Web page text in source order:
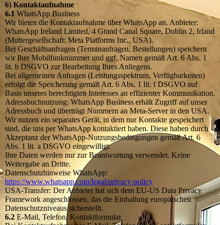
6) Kontaktaufnahme
6.1 WhatsApp Business
Wir bieten die Kontaktaufnahme über WhatsApp an. Anbieter:
WhatsApp Ireland Limited, 4 Grand Canal Square, Dublin 2, Irland
(Muttergesellschaft: Meta Platforms Inc., USA).
Bei Geschäftsanfragen (Terminanfragen, Bestellungen) speichern
wir Ihre Mobilfunknummer und ggf. Namen gemäß Art. 6 Abs. 1
lit. b DSGVO zur Bearbeitung Ihres Anliegens.
Bei allgemeinen Anfragen (Leistungsspektrum, Verfügbarkeiten)
erfolgt die Speicherung gemäß Art. 6 Abs. 1 lit. f DSGVO auf
Basis unseres berechtigten Interesses an effizienter Kommunikation.
Adressbuchnutzung: WhatsApp Business erhält Zugriff auf unser
Adressbuch und überträgt Nummern an Meta-Server in den USA.
Wir nutzen ein separates Gerät, in dem nur Kontakte gespeichert
sind, die uns per WhatsApp kontaktiert haben. Diese haben durch
Akzeptanz der WhatsApp-Nutzungsbedingungen gemäß Art. 6
Abs. 1 lit. a DSGVO eingewilligt.
Ihre Daten werden nur zur Beantwortung verwendet. Keine
Weitergabe an Dritte.
Datenschutzhinweise WhatsApp:
https://www.whatsapp.com/legal/privacy-policy
USA-Transfer: Der Anbieter hat sich dem EU-US Data Privacy
Framework angeschlossen, das die Einhaltung europäischen
Datenschutzniveaus sicherstellt.
6.2E-Mail, Telefon, Kontaktformular